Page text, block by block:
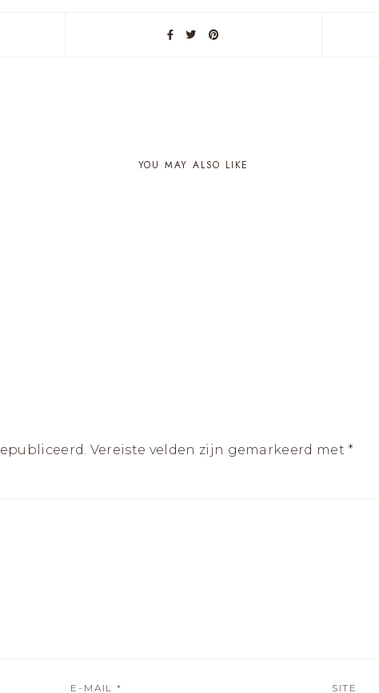
YOU MAY ALSO LIKE
Vereiste velden zijn gemarkeerd met *
E-MAIL* SITE